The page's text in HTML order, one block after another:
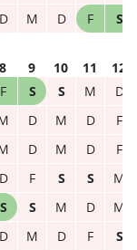
D M D F S
8 9 10 11
12
F S S M
D
D M D
F
D M D
F
D F S S
M
S S M D
M
D M D F
S